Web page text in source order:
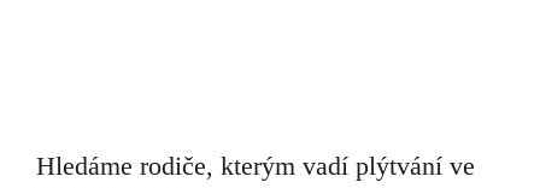
Hledáme rodiče, kterým vadí plýtvání ve